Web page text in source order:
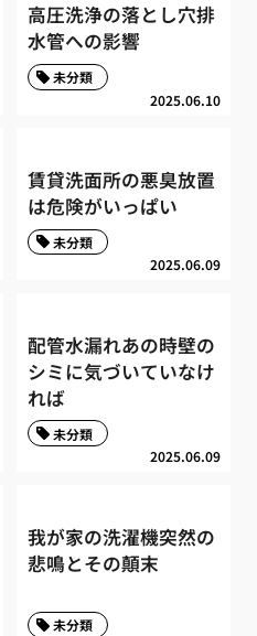
高圧洗浄の落とし穴排
水管への影響
2025.06.10
未分類
賃貸洗面所の悪臭放置
は危険がいっぱい
2025.06.09
未分類
配管水漏れあの時壁の
シミに気づいていなけ
れば
2025.06.09
未分類
我が家の洗濯機突然の
悲鳴とその顛末
未分類